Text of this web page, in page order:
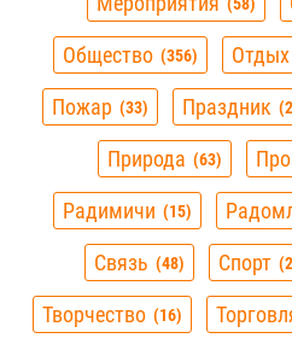
Общество 356 Отдых
Пожар 33 Праздник
Природа 63
Радимичи 15
Связь 48 Спорт
Творчество 16